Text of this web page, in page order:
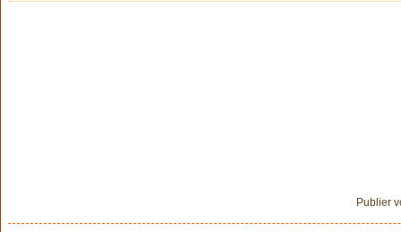
Publier